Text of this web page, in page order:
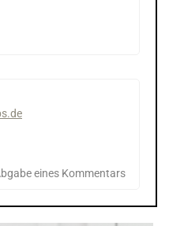
eines Kommentars